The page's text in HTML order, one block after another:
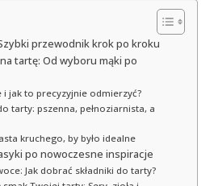
przewodnik krok po kroku
tartę: Od wyboru mąki po
i jak to precyzyjnie odmierzyć?
tarty: pszenna, pełnoziarnista, a
kruchego, by było idealne
po nowoczesne inspiracje
Jak dobrać składniki do tarty?